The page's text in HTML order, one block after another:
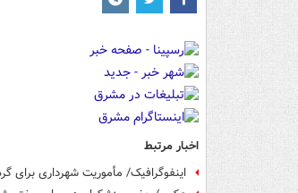
اخبار مرتبط
اینفوگرافیک/ مأموریت شهرداری